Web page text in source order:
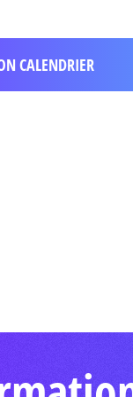
CALENDRIER